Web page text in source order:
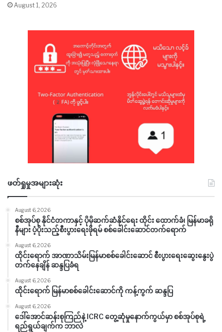
August 1, 2026
ဖတ်ရှုမှုအများဆုံး
August 6, 2026
စစ်အုပ်စု နိုင်ငံတကာနှင့် ပိုမိုဆက်ဆံနိုင်ရေး ထိုင်း ထောက်ခံ၊ မြန်မာခရို
နီများ ပံ့ပိုးသည့်စီးပွားရေးဖိုရမ် စစ်ခေါင်းဆောင်တက်ရောက်
August 6, 2026
ထိုင်းရောက် အာဏာသိမ်းမြန်မာစစ်ခေါင်းဆောင် စီးပွားရေးဆွေးနွေးပွဲ
တက်နေချိန် ဆန္ဒပြခံရ
August 6, 2026
ထိုင်းရောက် မြန်မာစစ်ခေါင်းဆောင်ကို ကန့်ကွက် ဆန္ဒပြ
August 6, 2026
ဒေါ်အောင်ဆန်းစုကြည်နဲ့ ICRC တွေ့ဆုံမှုနောက်ကွယ်မှာ စစ်အုပ်စုရဲ့
ရည်ရွယ်ချက်က ဘာလဲ